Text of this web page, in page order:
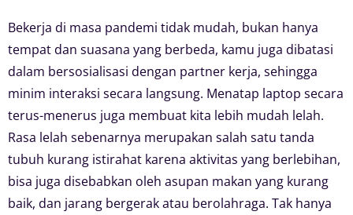
Bekerja di masa pandemi tidak mudah, bukan hanya
tempat dan suasana yang berbeda, kamu juga dibatasi
dalam bersosialisasi dengan partner kerja, sehingga
minim interaksi secara langsung. Menatap laptop secara
terus-menerus juga membuat kita lebih mudah lelah.
Rasa lelah sebenarnya merupakan salah satu tanda
tubuh kurang istirahat karena aktivitas yang berlebihan,
bisa juga disebabkan oleh asupan makan yang kurang
baik, dan jarang bergerak atau berolahraga. Tak hanya